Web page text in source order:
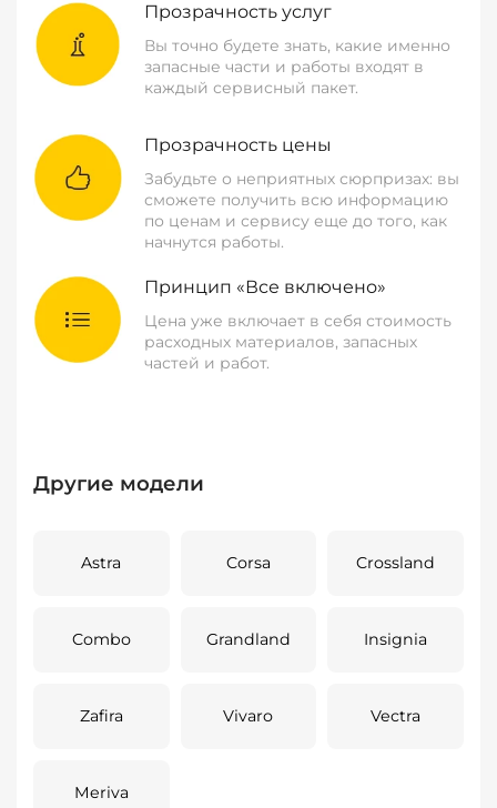
Прозрачность услуг
Вы точно будете знать, какие именно
запасные части и работы входят в
каждый сервисный пакет.
Прозрачность цены
Забудьте о неприятных сюрпризах: вы
сможете получить всю информацию
по ценам и сервису еще до того, как
начнутся работы.
Принцип «Все включено»
Цена уже включает в себя стоимость
расходных материалов, запасных
частей и работ.
Другие модели
Astra Corsa Crossland
Combo Grandland Insignia
Zafira Vivaro Vectra
Meriva